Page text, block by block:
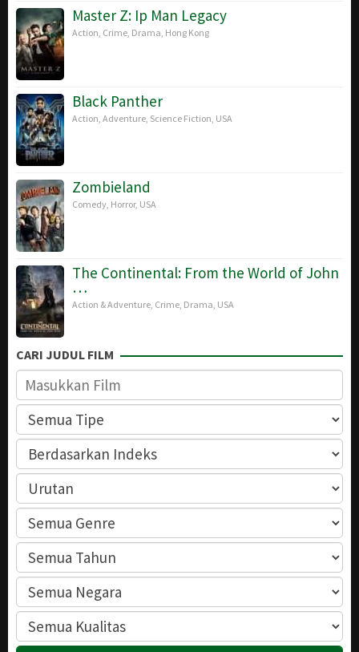
Master Z: Ip Man Legacy
Action Crime Drama Hong Kong
Black Panther
Action Adventure Science Fiction USA
Zombieland
Comedy Horror, USA
The Continental: From the World of John
…
Action & Adventure Crime Drama USA
CARI JUDUL FILM